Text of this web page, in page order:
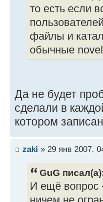
то есть если
файлы и
обычные
Да не будет
сделали в
котором
zaki » 29 янв 2007,
GuG
И ещё вопрос